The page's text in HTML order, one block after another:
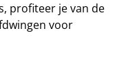
profiteer je van de
voor